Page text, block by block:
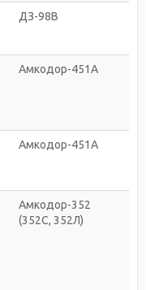
ДЗ-98В
Амкодор-451A
Амкодор-451A
Амкодор-352
(352C, 352Л)